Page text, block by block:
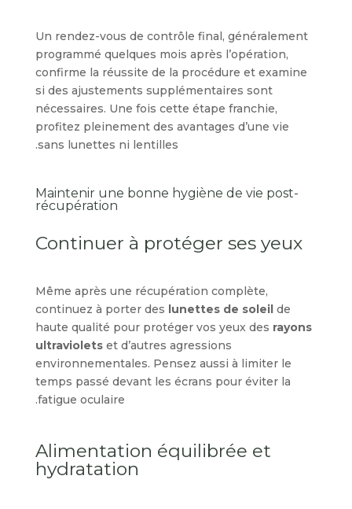
Un rendez-vous de contrôle final, généralement
programmé quelques mois après l’opération,
confirme la réussite de la procédure et examine
si des ajustements supplémentaires sont
nécessaires. Une fois cette étape franchie,
profitez pleinement des avantages d’une vie
sans lunettes ni lentilles.
Maintenir une bonne hygiène de vie post-
récupération
Continuer à protéger ses yeux
Même après une récupération complète,
continuez à porter des lunettes de soleilde
haute qualité pour protéger vos yeux des rayons
ultravioletset d’autres agressions
environnementales. Pensez aussi à limiter le
temps passé devant les écrans pour éviter la
fatigue oculaire.
Alimentation équilibrée et
hydratation